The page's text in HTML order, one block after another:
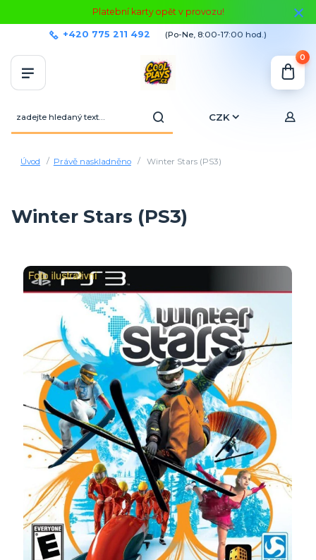
Platební karty opět v provozu!
CZK
+420 775 211 492 (Po-Ne, 8:00-17:00 hod.)
0
Úvod Právě naskladněno Winter Stars (PS3)
Winter Stars (PS3)